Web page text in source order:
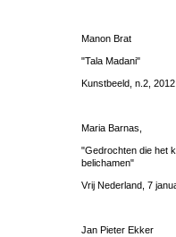
Manon Brat
"Tala Madani"
Kunstbeeld, n.2,
Maria Barnas,
"Gedrochten die het
belichamen"
Vrij Nederland, 7
Jan Pieter Ekker